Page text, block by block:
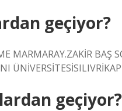
geçiyor?
MARMARAY.ZAKİR BAŞ
geçiyor?